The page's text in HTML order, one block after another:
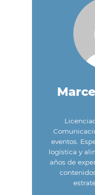
eventos.
logística y
años de